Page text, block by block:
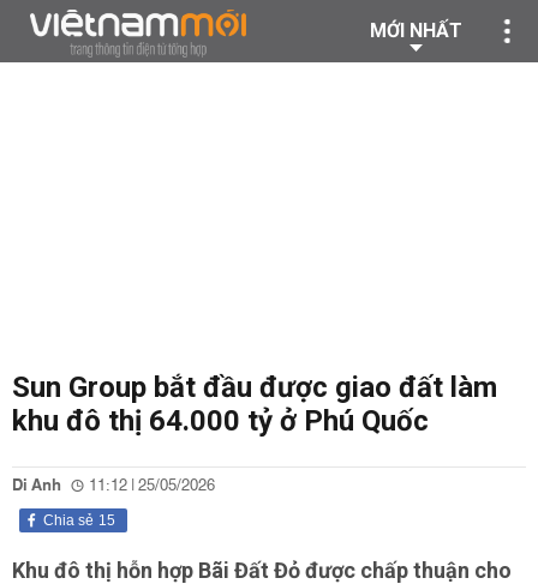
MỚI NHẤT
Sun Group bắt đầu được giao đất làm
khu đô thị 64.000 tỷ ở Phú Quốc
Di Anh 11:12 | 25/05/2026
15
Chia sẻ
Khu đô thị hỗn hợp Bãi Đất Đỏ được chấp thuận cho